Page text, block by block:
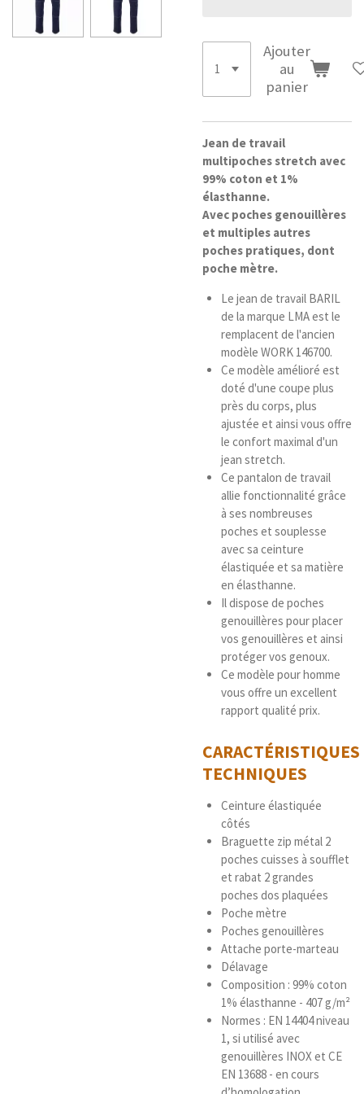
Ajouter
au
panier
Jean de travail
multipoches stretch avec
99% coton et 1%
élasthanne.
Avec poches genouillères
et multiples autres
poches pratiques, dont
poche mètre.
Le jean de travail BARIL
de la marque LMA est le
remplacent de l'ancien
modèle WORK 146700.
Ce modèle amélioré est
doté d'une coupe plus
près du corps, plus
ajustée et ainsi vous offre
le confort maximal d'un
jean stretch.
Ce pantalon de travail
allie fonctionnalité grâce
à ses nombreuses
poches et souplesse
avec sa ceinture
élastiquée et sa matière
en élasthanne.
Il dispose de poches
genouillères pour placer
vos genouillères et ainsi
protéger vos genoux.
Ce modèle pour homme
vous offre un excellent
rapport qualité prix.
CARACTÉRISTIQUES
TECHNIQUES
Ceinture élastiquée
côtés
Braguette zip métal 2
poches cuisses à soufflet
et rabat 2 grandes
poches dos plaquées
Poche mètre
Poches genouillères
Attache porte-marteau
Délavage
Composition : 99% coton
1% élasthanne - 407 g/m²
Normes : EN 14404 niveau
1, si utilisé avec
genouillères INOX et CE
EN 13688 - en cours